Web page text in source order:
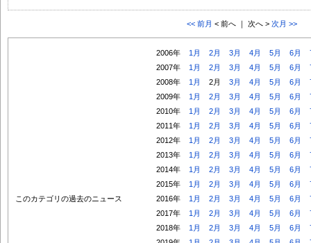
<< 前月 < 前へ ｜ 次へ > 次月 >>
このカテゴリの過去のニュース
2006年 1月 2月 3月 4月 5月 6月
2007年
1月 2月 3月 4月 5月 6月
2008年
1月 2月 3月 4月 5月 6月
2009年
1月 2月 3月 4月 5月 6月
2010年
1月 2月 3月 4月 5月 6月
2011年
1月 2月 3月 4月 5月 6月
2012年
1月 2月 3月 4月 5月 6月
2013年
1月 2月 3月 4月 5月 6月
2014年
1月 2月 3月 4月 5月 6月
2015年
1月 2月 3月 4月 5月 6月
2016年
1月 2月 3月 4月 5月 6月
2017年
1月 2月 3月 4月 5月 6月
2018年
1月 2月 3月 4月 5月 6月